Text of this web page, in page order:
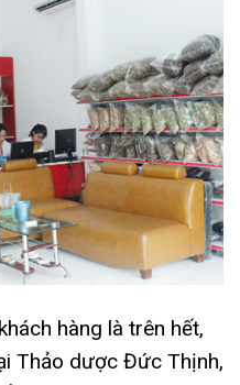
hàng là trên hết,
Thảo dược Đức Thịnh,